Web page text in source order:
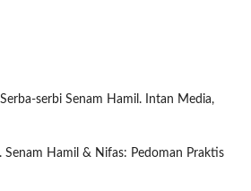
serbi Senam Hamil. Intan Media,
Senam Hamil & Nifas: Pedoman Praktis